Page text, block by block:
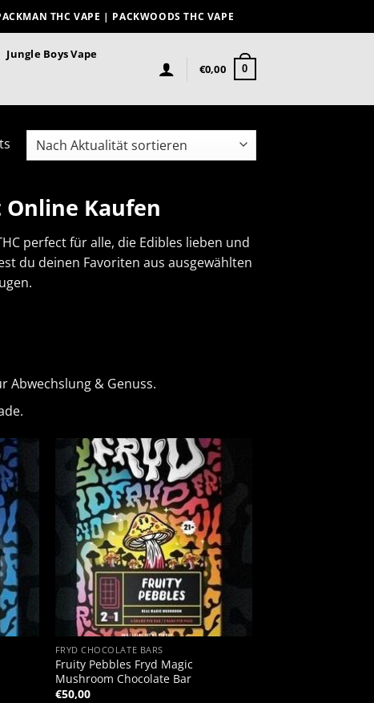
THC VAPE | PACKWOODS THC VAPE
Jungle Boys Vape
€0,00 0
Kaufen
perfect für alle, die Edibles lieben und
du deinen Favoriten aus ausgewählten
Abwechslung & Genuss.
+
FRYD CHOCOLATE BARS
Fruity Pebbles Fryd Magic
Mushroom Chocolate Bar
€50,00